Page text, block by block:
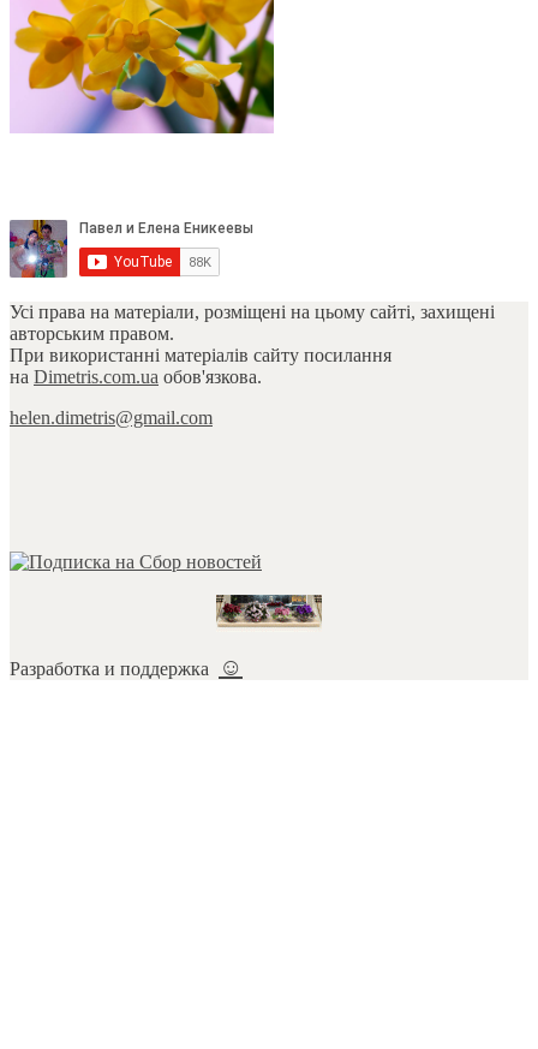
Усі права на матеріали, розміщені на цьому сайті, захищені
авторським правом.
При використанні матеріалів сайту посилання
на Dimetris.com.ua обов'язкова.
helen.dimetris@gmail.com
Разработка и поддержка ☺